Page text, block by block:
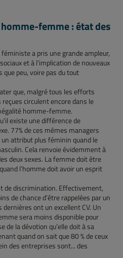
femme : état des
a pris une grande ampleur,
et à l’implication de nouveaux
que peu, voire pas du tout
que, malgré tous les efforts
circulent encore dans le
homme-femme.
existe une différence de
77% de ces mêmes managers
attribut plus féminin quand le
Cela renvoie évidemment à
deux sexes. La femme doit être
l’homme doit avoir un esprit
de discrimination. Effectivement,
de chance d’être rappelées par un
ont un excellent CV. Un
sera moins disponible pour
de la dévotion qu’elle doit à sa
quand on sait que 80 % de ceux
des entreprises sont... des